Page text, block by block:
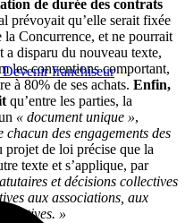
Devenir franchiseur
de durée des contrats
prévoyait qu’elle serait fixée
la Concurrence, et ne pourrait
a disparu du nouveau texte,
les conventions comportant,
à 80% de ses achats. Enfin,
qu’entre les parties, la
« document unique »,
chacun des engagements des
projet de loi précise que la
texte et s’applique, par
et décisions collectives
aux associations, aux
»